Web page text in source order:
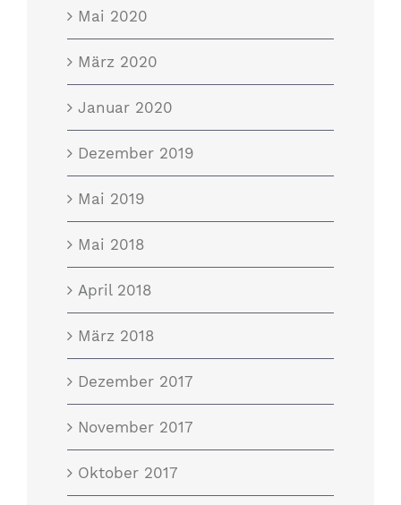
Mai 2020
März 2020
Januar 2020
Dezember 2019
Mai 2019
Mai 2018
April 2018
März 2018
Dezember 2017
November 2017
Oktober 2017